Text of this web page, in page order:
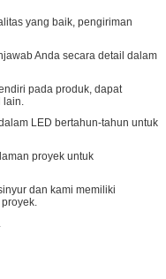
yang baik, pengiriman
Anda secara detail dalam
pada produk, dapat
lain.
LED bertahun-tahun untuk
proyek untuk
dan kami memiliki